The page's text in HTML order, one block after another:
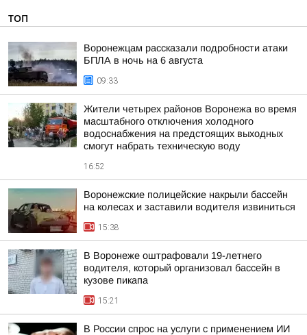
ТОП
Воронежцам рассказали подробности атаки
БПЛА в ночь на 6 августа
09:33
Жители четырех районов Воронежа во время
масштабного отключения холодного
водоснабжения на предстоящих выходных
смогут набрать техническую воду
16:52
Воронежские полицейские накрыли бассейн
на колесах и заставили водителя извиниться
15:38
В Воронеже оштрафовали 19-летнего
водителя, который организовал бассейн в
кузове пикапа
15:21
В России спрос на услуги с применением ИИ